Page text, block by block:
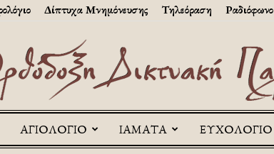
Δίπτυχα Μνημόνευσης Τηλεόραση Ραδιόφωνο
Askitikon
ΑΓΙΟΛΟΓΙΟ ΙΑΜΑΤΑ ΕΥΧΟΛΟΓΙΟ